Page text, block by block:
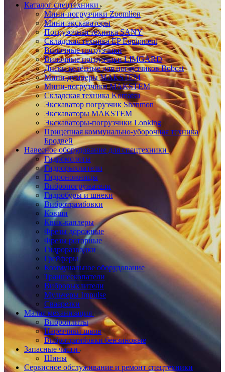
Каталог спецтехники
Мини-погрузчики Zoomlion
Мини-экскаваторы
Погрузочная техника SANY
Складская техника EP Equipment
Вилочные погрузчики
Вилочные погрузчики LIMGARD
Диски колёсные для погрузчиков Bobcat
Мини-думперы MAKSTEM
Мини-погрузчики MAKSTEM
Складская техника Komatsu
Экскаватор погрузчик Shanmon
Экскаваторы MAKSTEM
Экскаваторы-погрузчики Lonking
Прицепная коммунально-уборочная техника
Бродвей
Навесное оборудование для спецтехники
Гидромолоты
Гидрорыхлители
Гидроножницы
Вибропогружатели
Гидробуры и шнеки
Вибротрамбовки
Ковши
Квик-каплеры
Фрезы дорожные
Фрезы роторные
Гидроразводки
Грейферы
Коммунальное оборудование
Траншеекопатели
Виброрыхлители
Мульчеры Impulse
Сваерезки
Малая механизация
Виброплиты
Нарезчики швов
Вибротрамбовки бензиновые
Запасные части
Шины
Сервисное обслуживание и ремонт спецтехники